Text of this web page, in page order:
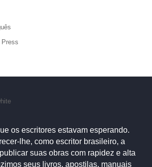
os escritores estavam esperando.
lhe, como escritor brasileiro, a
suas obras com rapidez e alta
seus livros, apostilas, manuais